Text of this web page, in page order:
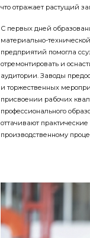
что отражает растущий
С первых дней
материально-
предприятий помогла
отремонтировать и
аудитории. Заводы
и торжественных
присвоении рабочих
профессионального
оттачивают
производственному